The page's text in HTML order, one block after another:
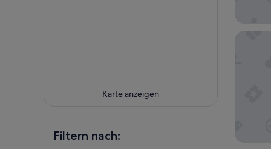
Karte anzeigen
Filtern nach:
The